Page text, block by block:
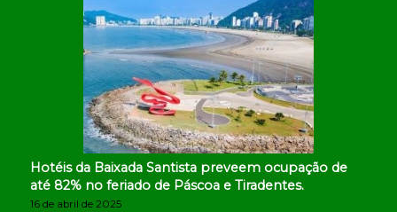
Hotéis da Baixada Santista preveem ocupação de
até 82% no feriado de Páscoa e Tiradentes.
16 de abril de 2025